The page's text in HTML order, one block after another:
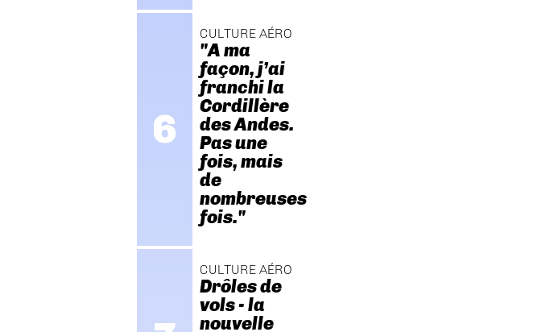
CULTURE AÉRO
"A ma
façon, j’ai
franchi la
Cordillère
des Andes.
Pas une
fois, mais
de
nombreuses
fois."
CULTURE AÉRO
Drôles de
vols - la
nouvelle